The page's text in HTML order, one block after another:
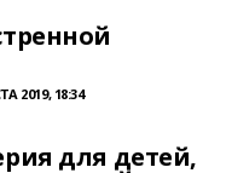
2019, 18:34
для детей,